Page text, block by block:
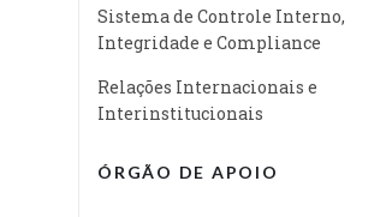
Sistema de Controle Interno,
Integridade e Compliance
Relações Internacionais e
Interinstitucionais
ÓRGÃO DE APOIO